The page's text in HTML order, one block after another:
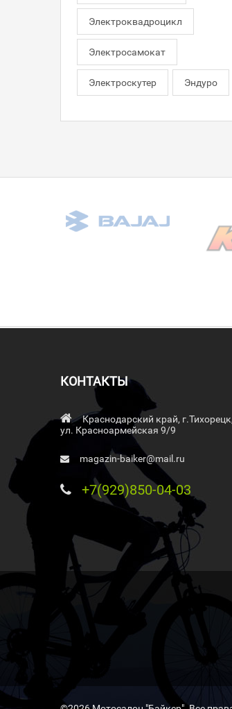
Электроквадроцикл
Электросамокат
Электроскутер Эндуро
КОНТАКТЫ
Краснодарский край, г.Тихорецк,
ул. Красноармейская 9/9
magazin-baiker@mail.ru
+7(929)850-04-03